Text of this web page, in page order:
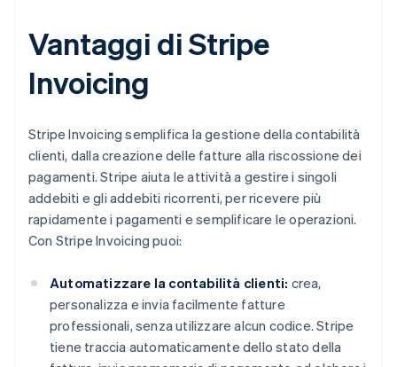
Vantaggi di Stripe
Invoicing
Stripe Invoicing semplifica la gestione della contabilità
clienti, dalla creazione delle fatture alla riscossione dei
pagamenti. Stripe aiuta le attività a gestire i singoli
addebiti e gli addebiti ricorrenti, per ricevere più
rapidamente i pagamenti e semplificare le operazioni.
Con Stripe Invoicing puoi:
Automatizzare la contabilità clienti: crea,
personalizza e invia facilmente fatture
professionali, senza utilizzare alcun codice. Stripe
tiene traccia automaticamente dello stato della